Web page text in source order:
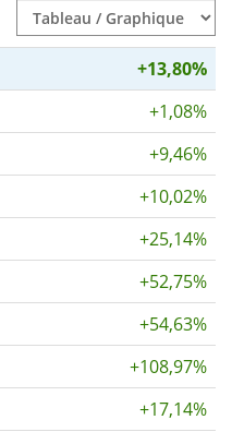
+13,80%
+1,08%
+9,46%
+10,02%
+25,14%
+52,75%
+54,63%
+108,97%
+17,14%